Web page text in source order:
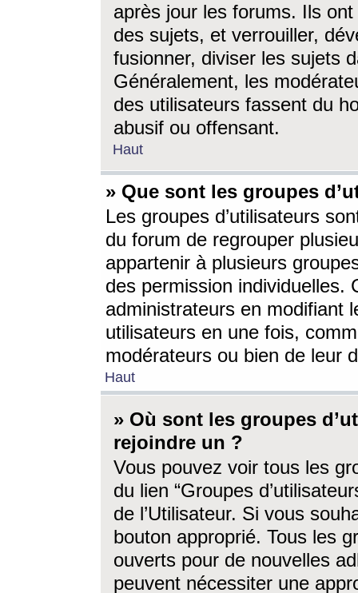
après jour les forums. Ils ont
des sujets, et verrouiller,
fusionner, diviser les sujets
Généralement, les
des utilisateurs fassent du
abusif ou offensant.
Haut
» Que sont les groupes
Les groupes d’utilisateurs
du forum de regrouper
appartenir à plusieurs
des permission individuelles.
administrateurs en modifiant
utilisateurs en une fois,
modérateurs ou bien de leur
Haut
» Où sont les groupes
rejoindre un ?
Vous pouvez voir tous les
du lien “Groupes
de l’Utilisateur. Si vous
bouton approprié. Tous les
ouverts pour de nouvelles
peuvent nécessiter une